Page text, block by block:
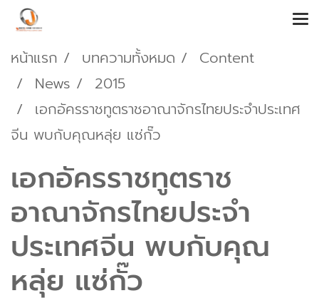
หน้าแรก บทความทั้งหมด
Content
News
2015
เอกอัครราชทูตราชอาณาจักรไทยประจำประเทศ
จีน พบกับคุณหลุ่ย แซ่กั๊ว
เอกอัครราชทูตราช
อาณาจักรไทยประจำ
ประเทศจีน พบกับคุณ
หลุ่ย แซ่กั๊ว